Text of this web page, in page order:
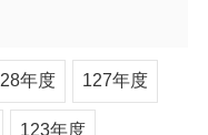
年度 127年度
123年度